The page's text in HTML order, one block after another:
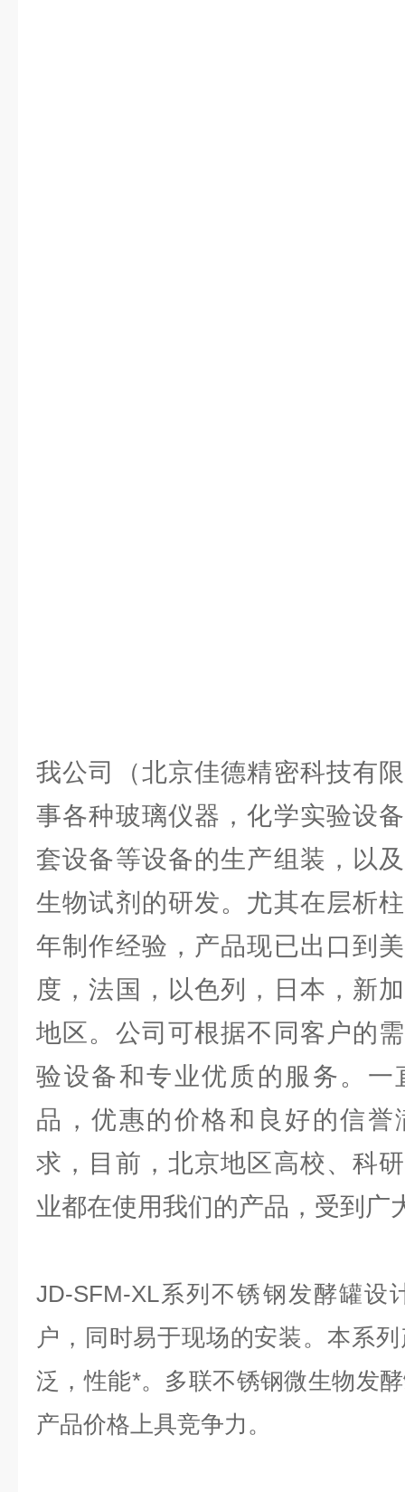
我公司（北京佳德精密科技有
事各种玻璃仪器，化学实验设
套设备等设备的生产组装，以
生物试剂的研发。尤其在层析
年制作经验，产品现已出口到
度，法国，以色列，日本，新
地区。公司可根据不同客户的
验设备和专业优质的服务。一
品，优惠的价格和良好的信
求，目前，北京地区高校、科
业都在使用我们的产品，受到广
JD-SFM-XL系列不锈钢发酵罐设
户，同时易于现场的安装。本系
泛，性能*。多联不锈钢微生物发
产品价格上具竞争力。